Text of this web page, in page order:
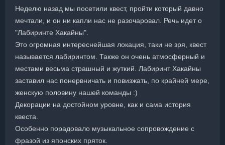
Неделю назад мы посетили квест, пройти который давно
мечтали, и он ни капли нас не разочаровал. Речь идет о
"Лабиринте Хакайны".
Это огромная интереснейшая локация, таки не зря, квест
называется лабиринтом. Также он очень атмосферный и
местами весьма страшный и жуткий. Лабиринт Хакайны
заставил нас понервничать и повизжать, по крайней мере,
женскую половину нашей команды :)
Декорации на достойном уровне, как и сама история
квеста.
Особенно порадовало музыкальное сопровождение с
фразой из японских пряток.